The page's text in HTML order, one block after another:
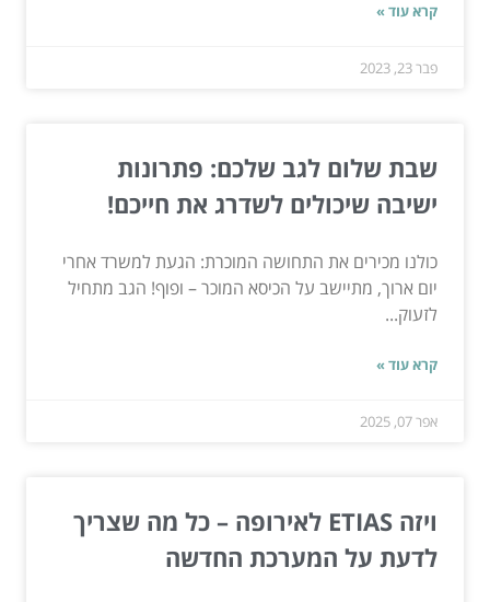
קרא עוד »
פבר 23, 2023
שבת שלום לגב שלכם: פתרונות
ישיבה שיכולים לשדרג את חייכם!
כולנו מכירים את התחושה המוכרת: הגעת למשרד אחרי
יום ארוך, מתיישב על הכיסא המוכר – ופוף! הגב מתחיל
לזעוק...
קרא עוד »
אפר 07, 2025
ויזה ETIAS לאירופה – כל מה שצריך
לדעת על המערכת החדשה